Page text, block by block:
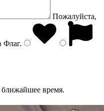
Пожалуйста,
Флаг.
время.